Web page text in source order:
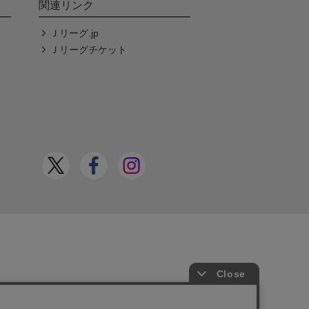
関連リンク
Ｊリーグ.jp
Ｊリーグチケット